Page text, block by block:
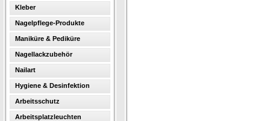
Kleber
Nagelpflege-Produkte
Maniküre & Pediküre
Nagellackzubehör
Nailart
Hygiene & Desinfektion
Arbeitsschutz
Arbeitsplatzleuchten